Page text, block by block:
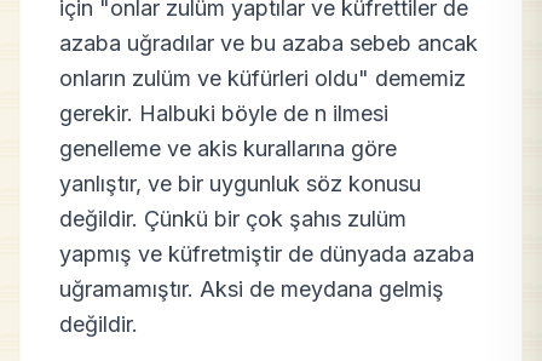
için "onlar zulüm yaptılar ve küfrettiler de
azaba uğradılar ve bu azaba sebeb ancak
onların zulüm ve küfürleri oldu" dememiz
gerekir. Halbuki böyle de n ilmesi
genelleme ve akis kurallarına göre
yanlıştır, ve bir uygunluk söz konusu
değildir. Çünkü bir çok şahıs zulüm
yapmış ve küfretmiştir de dünyada azaba
uğramamıştır. Aksi de meydana gelmiş
değildir.